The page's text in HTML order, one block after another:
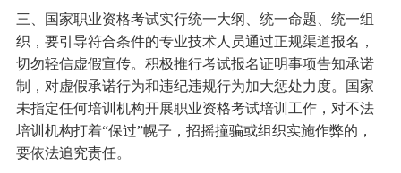
三、国家职业资格考试实行统一大纲、统一命题、统一组
织，要引导符合条件的专业技术人员通过正规渠道报名，
切勿轻信虚假宣传。积极推行考试报名证明事项告知承诺
制，对虚假承诺行为和违纪违规行为加大惩处力度。国家
未指定任何培训机构开展职业资格考试培训工作，对不法
培训机构打着“保过”幌子，招摇撞骗或组织实施作弊的，
要依法追究责任。